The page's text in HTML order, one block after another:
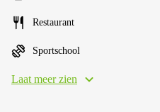
Restaurant
Sportschool
Laat meer zien